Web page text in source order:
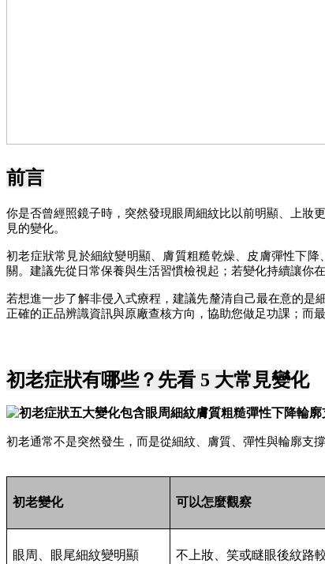
前言
你是否曾經照鏡子時，突然發現眼周細紋比以前明顯、上妝
見的變化。
初老症狀常見於細紋變明顯、膚質粗糙乾燥、皮膚彈性下
關。建議先從日常保養與生活習慣檢視起；若變化持續讓你
若想進一步了解非侵入式療程，建議先釐清自己最在意的
正確的正品辨識資訊與原廠查核方向，協助您做足功課；而
初老症狀有哪些？先看 5 大常見變化
初老通常不是突然發生，而是從細紋、膚質、彈性與輪廓支
初老變化 可以怎麼觀察
眼周、眼尾細紋變明顯
不上妝、笑或瞇眼後紋路